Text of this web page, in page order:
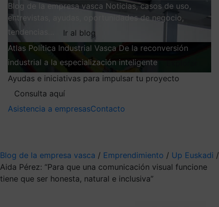
Blog de la empresa vasca Noticias, casos de uso,
entrevistas, ayudas, oportunidades de negocio,
tendencias…
Ir al blog
Atlas Política Industrial Vasca De la reconversión
industrial a la especialización inteligente
Ayudas e iniciativas para impulsar tu proyecto
Consulta aquí
Asistencia a empresasContacto
Blog de la empresa vasca / Emprendimiento / Up Euskadi /
Aida Pérez: “Para que una comunicación visual funcione
tiene que ser honesta, natural e inclusiva”